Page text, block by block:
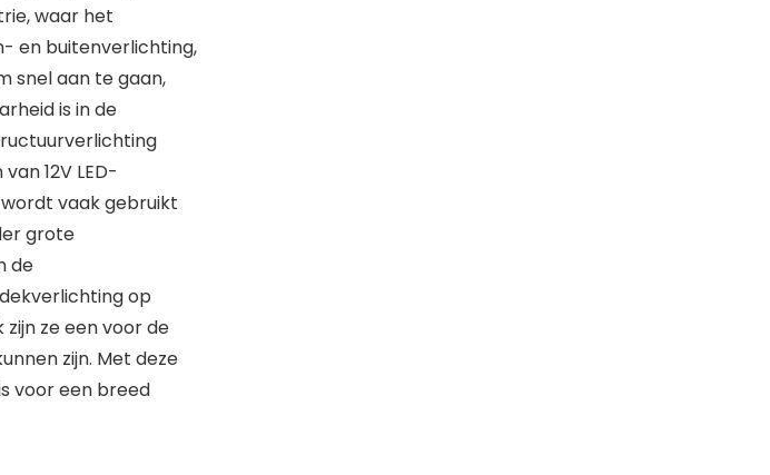
waar het
en buitenverlichting,
snel aan te gaan,
is in de
12V LED-
vaak gebruikt
grote
de
op
ze een voor de
zijn. Met deze
voor een breed